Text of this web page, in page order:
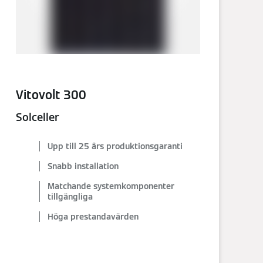
Vitovolt 300
Solceller
Upp till 25 års produktionsgaranti
Snabb installation
Matchande systemkomponenter
tillgängliga
Höga prestandavärden